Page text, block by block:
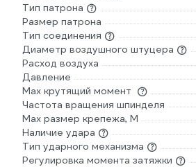
Тип патрона
Размер патрона
Тип соединения
Диаметр воздушного штуцера
Расход воздуха
Давление
Max крутящий момент
Частота вращения шпинделя
Max размер крепежа, М
Наличие удара
Тип ударного механизма
Регулировка момента затяжки